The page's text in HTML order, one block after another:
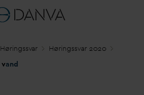
Høringssvar Høringssvar 2020
vand